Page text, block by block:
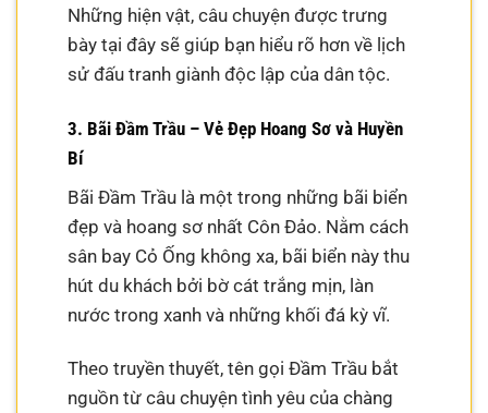
Những hiện vật, câu chuyện được trưng
bày tại đây sẽ giúp bạn hiểu rõ hơn về lịch
sử đấu tranh giành độc lập của dân tộc.
3. Bãi Đầm Trầu – Vẻ Đẹp Hoang Sơ và Huyền
Bí
Bãi Đầm Trầu là một trong những bãi biển
đẹp và hoang sơ nhất Côn Đảo. Nằm cách
sân bay Cỏ Ống không xa, bãi biển này thu
hút du khách bởi bờ cát trắng mịn, làn
nước trong xanh và những khối đá kỳ vĩ.
Theo truyền thuyết, tên gọi Đầm Trầu bắt
nguồn từ câu chuyện tình yêu của chàng